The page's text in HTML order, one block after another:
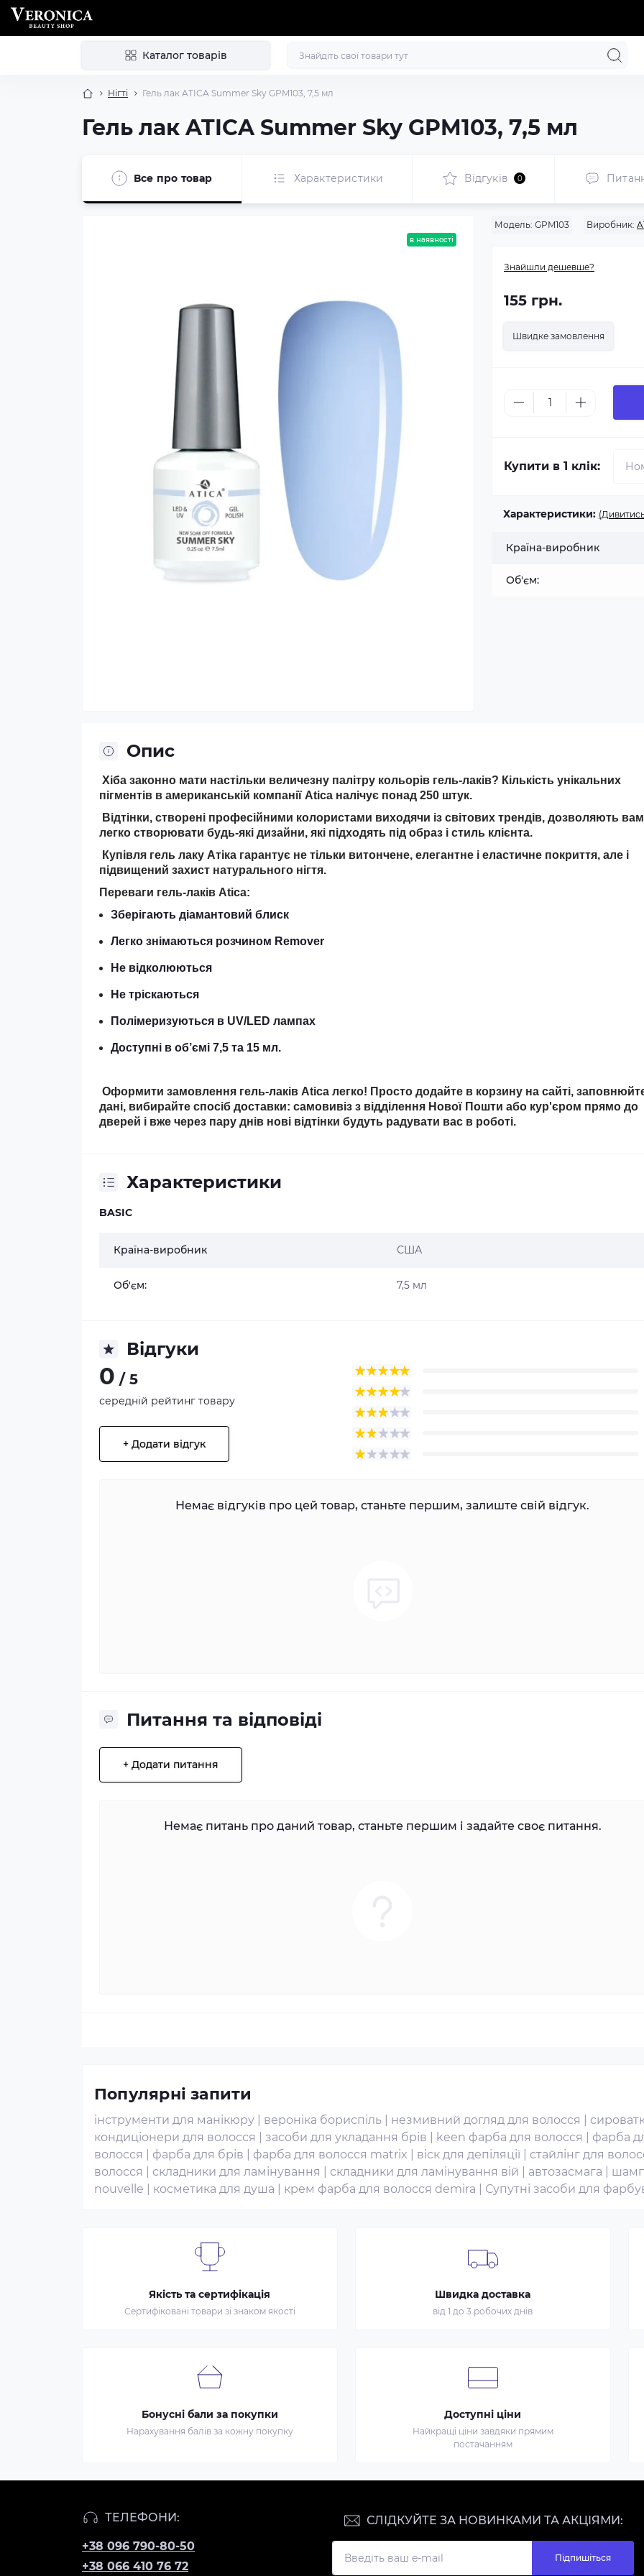
Каталог товарів
Нігті Гель лак ATICA Summer Sky GPM103, 7,5 мл
Гель лак ATICA Summer Sky GPM103, 7,5 мл
Все про товар Характеристики Відгуків 0
в наявності
Модель: GPM103 Виробник:
Знайшли дешевше?
155 грн.
Швидке замовлення
Купити в 1 клік:
Характеристики:
Країна-виробник
Об'єм:
Опис
Хіба законно мати настільки величезну палітру кольорів гель-лаків? Кількість унікальних
пігментів в американській компанії Atica налічує понад 250 штук.
Відтінки, створені професійними колористами виходячи із світових трендів, дозволяють вам
легко створювати будь-які дизайни, які підходять під образ і стиль клієнта.
Купівля гель лаку Атіка гарантує не тільки витончене, елегантне і еластичне покриття, але і
підвищений захист натурального нігтя.
Переваги гель-лаків Atica:
Зберігають діамантовий блиск
Легко знімаються розчином Remover
Не відколюються
Не тріскаються
Полімеризуються в UV/LED лампах
Доступні в об’ємі 7,5 та 15 мл.
Оформити замовлення гель-лаків Atica легко! Просто додайте в корзину на сайті,
дані, вибирайте спосіб доставки: самовивіз з відділення Нової Пошти або кур'єром прямо до
дверей і вже через пару днів нові відтінки будуть радувати вас в роботі.
Характеристики
BASIC
Країна-виробник США
Об'єм: 7,5 мл
Відгуки
0 / 5
середній рейтинг товару
+ Додати відгук
Немає відгуків про цей товар, станьте першим, залиште свій відгук.
Питання та відповіді
+ Додати питання
Немає питань про даний товар, станьте першим і задайте своє питання.
Популярні запити
інструменти для манікюру вероніка бориспіль незмивний догляд для волосся
кондиціонери для волосся
засоби для укладання брів keen фарба для волосся
фарба
волосся
фарба для брів фарба для волосся matrix віск для депіляції
стайлінг для
волосся
складники для ламінування складники для ламінування вій автозасмага
nouvelle
косметика для душа крем фарба для волосся demira Супутні засоби для
Якість та сертифікація
Сертифіковані товари зі знаком якості
Швидка доставка
від 1 до 3 робочих днів
Бонусні бали за покупки
Нарахування балів за кожну покупку
Доступні ціни
Найкращі ціни завдяки прямим
постачанням
ТЕЛЕФОНИ:
+38 096 790-80-50
+38 066 410 76 72
СЛІДКУЙТЕ ЗА НОВИНКАМИ ТА АКЦІЯМИ:
Підпишіться